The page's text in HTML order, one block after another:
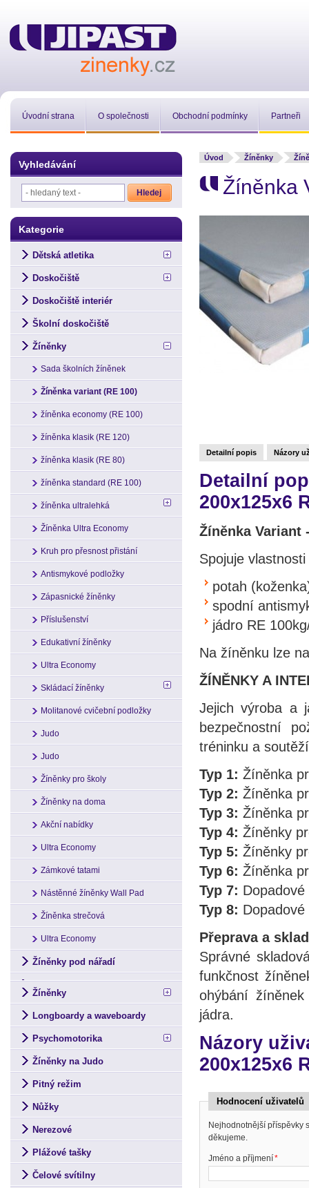
Úvodní strana O společnosti Obchodní podmínky Partneři
Úvod Žíněnky
Žíněnka
Detailní popis Názory
Detailní
200x125x6
Žíněnka Variant
Spojuje
potah
spodní
jádro RE
Na žíněnku lze
ŽÍNĚNKY A
Jejich výroba a
bezpečnostní
tréninku a
Typ 1: Žíněnka
Typ 2: Žíněnka
Typ 3: Žíněnka
Typ 4: Žíněnky
Typ 5: Žíněnky
Typ 6: Žíněnka
Typ 7:
Typ 8:
Přeprava a
Správné
funkčnost
ohýbání
jádra.
Názory
200x125x6
Hodnocení uživatelů
Nejhodnotnější příspěvky
děkujeme.
Jméno a příjmení*
Vyhledávání
Kategorie
Dětská atletika
Doskočiště
Doskočiště interiér
Školní doskočiště
Žíněnky
Sada školních žíněnek
Žíněnka variant (RE 100)
žíněnka economy (RE 100)
žíněnka klasik (RE 120)
žíněnka klasik (RE 80)
žíněnka standard (RE 100)
žíněnka ultralehká
Žíněnka Ultra Economy
Kruh pro přesnost přistání
Antismykové podložky
Zápasnické žíněnky
Příslušenství
Edukativní žíněnky
Ultra Economy
Skládací žíněnky
Molitanové cvičební podložky
Judo
Judo
Žíněnky pro školy
Žíněnky na doma
Akční nabídky
Ultra Economy
Zámkové tatami
Nástěnné žíněnky Wall Pad
Žíněnka strečová
Ultra Economy
Žíněnky pod nářadí
Žíněnky
Longboardy a waveboardy
Psychomotorika
Žíněnky na Judo
Pitný režim
Nůžky
Nerezové
Plážové tašky
Čelové svítilny